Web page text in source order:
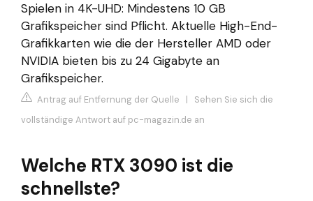
Spielen in 4K-UHD: Mindestens 10 GB
Grafikspeicher sind Pflicht. Aktuelle High-End-
Grafikkarten wie die der Hersteller AMD oder
NVIDIA bieten bis zu 24 Gigabyte an
Grafikspeicher.
Antrag auf Entfernung der Quelle | Sehen Sie sich die
vollständige Antwort auf pc-magazin.de an
Welche RTX 3090 ist die
schnellste?